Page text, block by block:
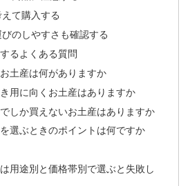
て購入する
のしやすさも確認する
るよくある質問
土産は何がありますか
用に向くお土産はありますか
しか買えないお土産はありますか
選ぶときのポイントは何ですか
用途別と価格帯別で選ぶと失敗し